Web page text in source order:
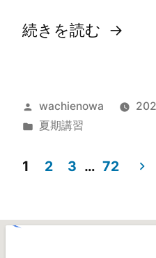
続きを読む
wachienowa
夏期講習
1 2 3 … 72